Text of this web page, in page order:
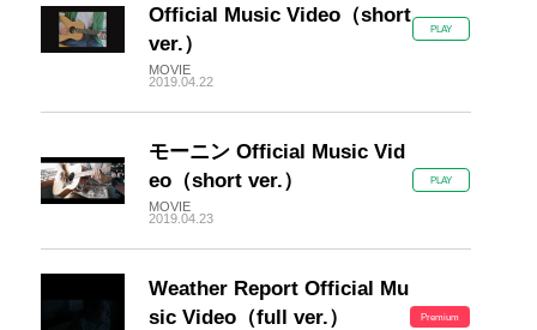
Official Music Video（short
ver.）
MOVIE
2019.04.22
PLAY
モーニン Official Music Vid
eo（short ver.）
MOVIE
2019.04.23
PLAY
Weather Report Official Mu
sic Video（full ver.）
Premium